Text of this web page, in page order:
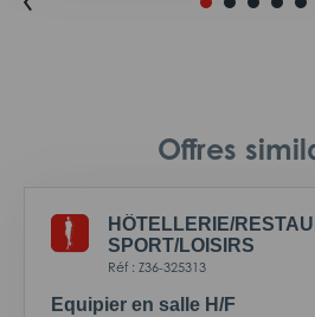
Offres
HÔTELLERIE/
SPORT/LOISIRS
Réf : Z36-325313
Equipier en salle H/F